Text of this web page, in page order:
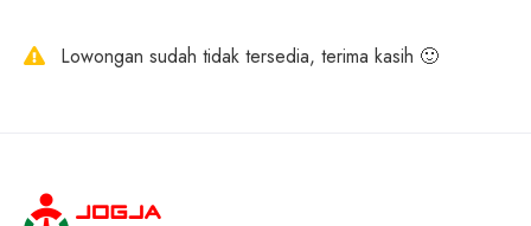
Lowongan sudah tidak tersedia, terima kasih 🙂